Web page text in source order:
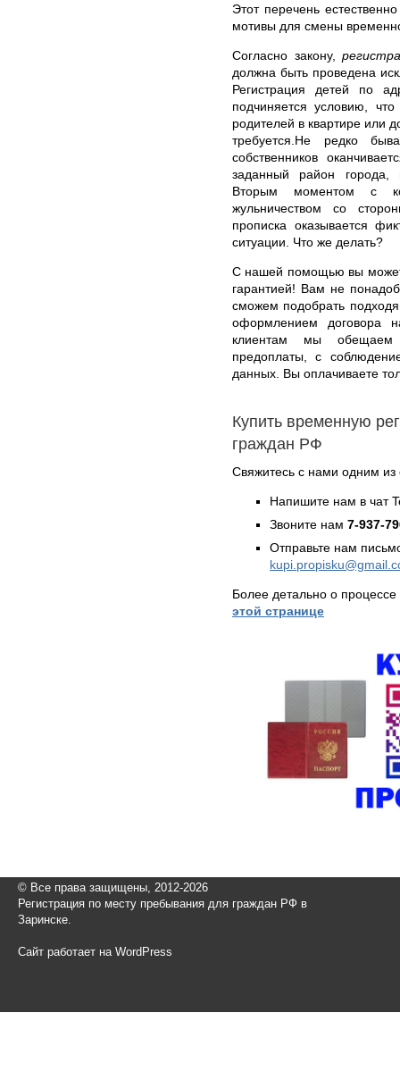
Этот перечень
мотивы для смены
Согласно закону,
должна быть проведена
Регистрация детей по
подчиняется условию,
родителей в квартире или
требуется.Не редко
собственников
заданный район
Вторым моментом с
жульничеством со
прописка оказывается
ситуации. Что же делать?
С нашей помощью вы
гарантией! Вам не
сможем подобрать
оформлением договора
клиентам мы обещаем
предоплаты, с
данных. Вы оплачиваете
Купить временную
граждан РФ
Свяжитесь с нами одним
Напишите нам в чат
Звоните нам 7-937-
Отправьте нам
Более детально о
этой странице
© Все права защищены, 2012-2026
Регистрация по месту пребывания для граждан РФ в
Заринске.
Сайт работает на WordPress